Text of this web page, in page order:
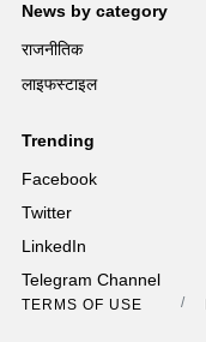
News by category
राजनीतिक
लाइफस्टाइल
Trending
Facebook
Twitter
LinkedIn
Telegram Channel
TERMS OF USE